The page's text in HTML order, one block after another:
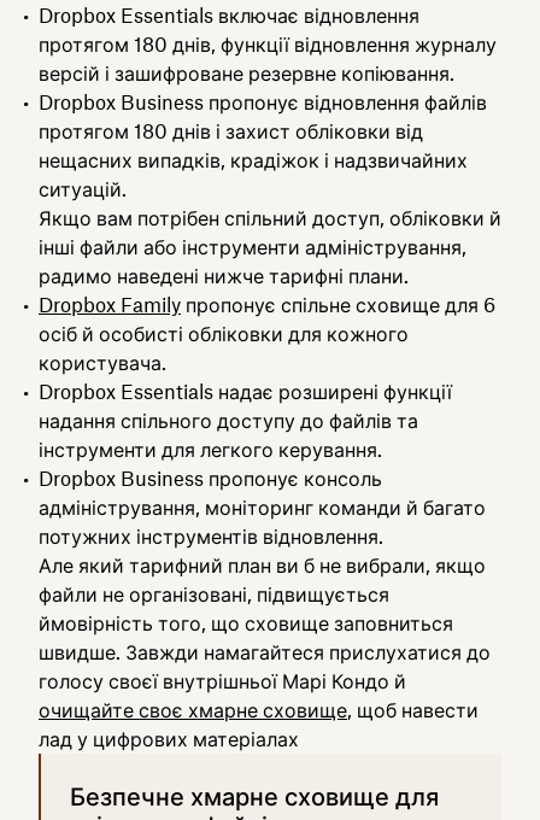
Dropbox Essentials включає відновлення
протягом 180 днів, функції відновлення журналу
версій і зашифроване резервне копіювання.
Dropbox Business пропонує відновлення файлів
протягом 180 днів і захист обліковки від
нещасних випадків, крадіжок і надзвичайних
ситуацій.
Якщо вам потрібен спільний доступ, обліковки й
інші файли або інструменти адміністрування,
радимо наведені нижче тарифні плани.
Dropbox Family пропонує спільне сховище для 6
осіб й особисті обліковки для кожного
користувача.
Dropbox Essentials надає розширені функції
надання спільного доступу до файлів та
інструменти для легкого керування.
Dropbox Business пропонує консоль
адміністрування, моніторинг команди й багато
потужних інструментів відновлення.
Але який тарифний план ви б не вибрали, якщо
файли не організовані, підвищується
ймовірність того, що сховище заповниться
швидше. Завжди намагайтеся прислухатися до
голосу своєї внутрішньої Марі Кондо й
очищайте своє хмарне сховище, щоб навести
лад у цифрових матеріалах
Безпечне хмарне сховище для